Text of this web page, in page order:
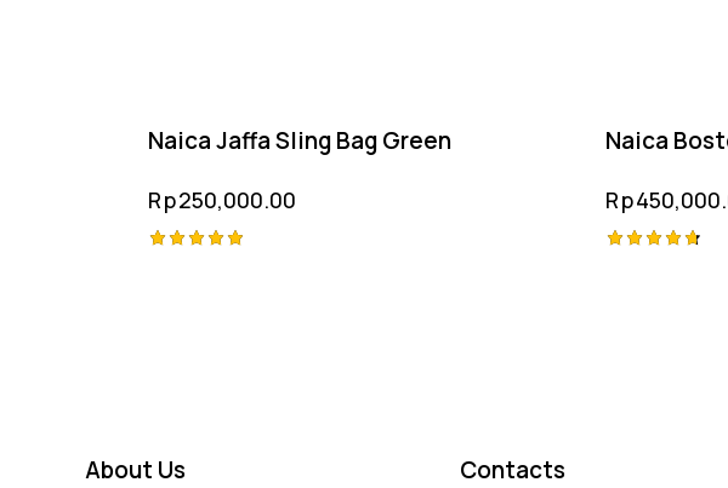
Naica Jaffa Sling Bag Green
Rp250,000.00
Naica
Rp
About Us Contacts